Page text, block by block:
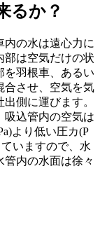
るか？
内の水は遠心力に
部は空気だけの状
を羽根車、あるい
合させ、空気を気
側に運びます。
吸込管内の空気は
より低い圧カ(P
いますので、水
内の水面は徐々